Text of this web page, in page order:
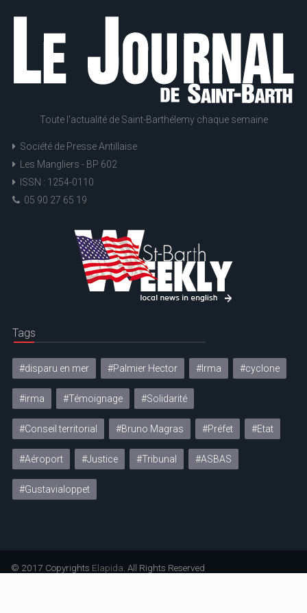
Toute l'actualité de Saint-Barthélemy chaque semaine
Société de Presse Antillaise
Les Mangliers - BP 602
ISSN : 1254-0110
05 90 27 65 19
Tags
#disparu en mer #Palmier Hector #Irma #cyclone
#irma #Témoignage #Solidarité
#Conseil territorial #Bruno Magras #Préfet #Etat
#Aéroport #Justice #Tribunal #ASBAS
#Gustavialoppet
© 2017 Copyrights Elapida . All Rights Reserved